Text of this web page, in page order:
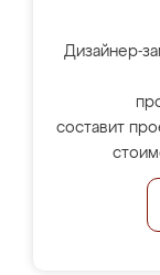
Дизайнер-
составит